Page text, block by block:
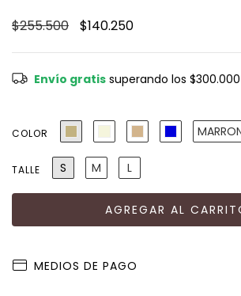
$255.500 $140.250
Envío gratis superando los $300.000
COLOR
TALLE S M L
MEDIOS DE PAGO